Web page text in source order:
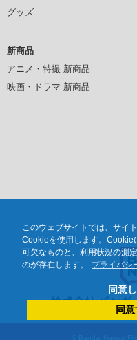
このウェブサイトでは、サイ
Cookieを使用します。Cookie
可欠なものと、利用状況の測
のが存在します。
プライバシ
同意
同
グッズ
新商品
アニメ・特撮 新商品
映画・ドラマ 新商品
© Bandai Namco